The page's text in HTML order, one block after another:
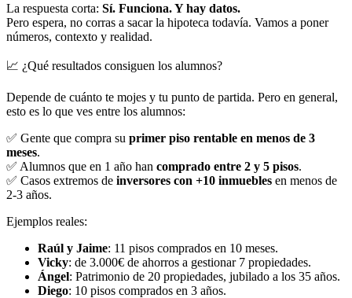
La respuesta corta: Sí. Funciona. Y hay datos.
Pero espera, no corras a sacar la hipoteca todavía. Vamos a poner
números, contexto y realidad.
📈 ¿Qué resultados consiguen los alumnos?
Depende de cuánto te mojes y tu punto de partida. Pero en general,
esto es lo que ves entre los alumnos:
✅ Gente que compra su primer piso rentable en menos de 3
meses.
✅ Alumnos que en 1 año han comprado entre 2 y 5 pisos.
✅ Casos extremos de inversores con +10 inmuebles en menos de
2-3 años.
Ejemplos reales:
Raúl y Jaime: 11 pisos comprados en 10 meses.
Vicky: de 3.000€ de ahorros a gestionar 7 propiedades.
Ángel: Patrimonio de 20 propiedades, jubilado a los 35 años.
Diego: 10 pisos comprados en 3 años.